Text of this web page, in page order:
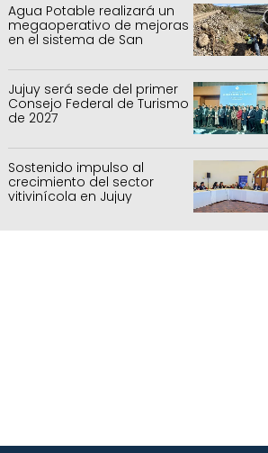
Agua Potable realizará un
megaoperativo de mejoras
en el sistema de San
Jujuy será sede del primer
Consejo Federal de Turismo
de 2027
Sostenido impulso al
crecimiento del sector
vitivinícola en Jujuy